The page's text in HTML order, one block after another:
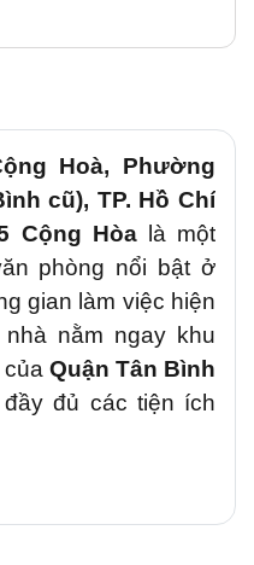
Hoà, Phường
cũ), TP. Hồ Chí
Cộng Hòalà một
phòng nổi bật ở
gian làm việc hiện
nằm ngay khu
Quận Tân Bình
đủ các tiện ích